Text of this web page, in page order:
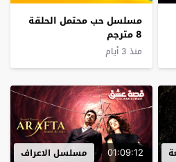
مسلسل حب محتمل الحلقة
8 مترجم
منذ 3 أيام
01:09:12 مسلسل الاعراف